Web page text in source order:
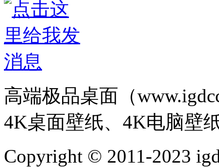
高端极品桌面（
4K桌面壁纸、4K电脑壁
Copyright © 2011-2023